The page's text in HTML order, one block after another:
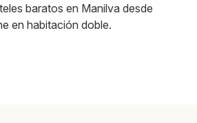
baratos en Manilva desde
en habitación doble.